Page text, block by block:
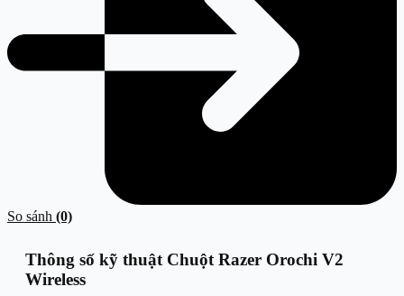
So sánh (0)
Thông số kỹ thuật Chuột Razer Orochi V2
Wireless